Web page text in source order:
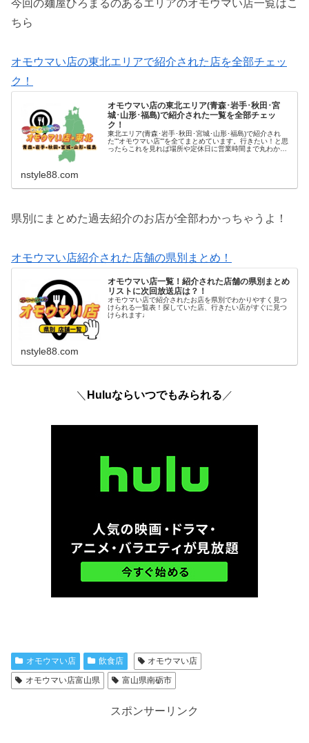
今回の麺屋ひろまるのあるエリアのオモウマい店一覧はこ
ちら
オモウマい店の東北エリアで紹介された店を全部チェッ
ク！
オモウマい店の東北エリア(青森･岩手･秋田･宮
城･山形･福島)で紹介された一覧を全部チェッ
ク！
東北エリア(青森･岩手･秋田･宮城･山形･福島)で紹介され
た””オモウマい店””を全てまとめています。行きたい！と思
ったらこれを見れば場所や定休日に営業時間まで丸わかり
nstyle88.com
県別にまとめた過去紹介のお店が全部わかっちゃうよ！
オモウマい店紹介された店舗の県別まとめ！
オモウマい店一覧！紹介された店舗の県別まとめ
リストに次回放送店は？！
オモウマい店で紹介されたお店を県別でわかりやすく見つ
けられる一覧表！探していた店、行きたい店がすぐに見つ
けられます♩
nstyle88.com
＼ Huluならいつでもみられる ／
オモウマい店 飲食店
オモウマい店
オモウマい店富山県
富山県南砺市
スポンサーリンク